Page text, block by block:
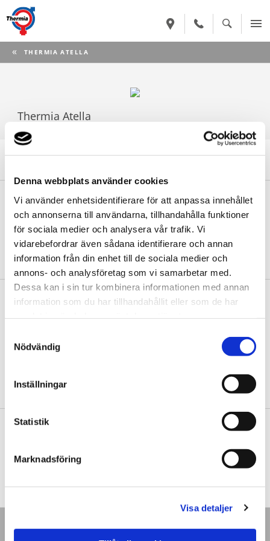
Denna webbplats använder cookies
Vi använder enhetsidentifierare för att anpassa innehållet
och annonserna till användarna, tillhandahålla funktioner
för sociala medier och analysera vår trafik. Vi
vidarebefordrar även sådana identifierare och annan
information från din enhet till de sociala medier och
annons- och analysföretag som vi samarbetar med.
Dessa kan i sin tur kombinera informationen med annan
information som du har tillhandahållit eller som de har
Nödvändig
Inställningar
Statistik
Marknadsföring
Visa detaljer
CURRENT:
THERMIA ATELLA
Thermia Atella
Denna produkt har utgått ur sortimentet
Begär offert
Din närmsta Thermia-återförsäljare sätter ihop en offert utifrån
dina förutsättningar.
BEGÄR OFFERT
Användarmanual (PDF)
BOKA ETT HEMBESÖK
Nyheter
Press/media